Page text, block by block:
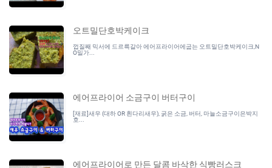
오트밀단호박케이크
껍질째 믹서에 드르륵갈아 에어프라이어에굽는 오트밀단호박케이크,N
O밀가...
에어프라이어 소금구이 버터구이
[재료]새우 (대하 OR 흰다리새우), 굵은 소금, 버터, 마늘소금구이은박지
호...
에어프라이어로 만든 달콤 바삭한 식빵러스크